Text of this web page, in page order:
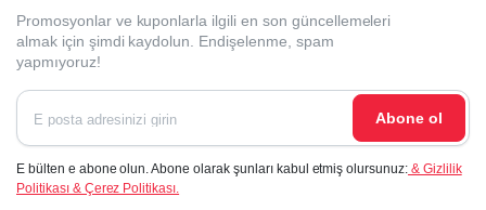
Promosyonlar ve kuponlarla ilgili en son güncellemeleri
almak için şimdi kaydolun. Endişelenme, spam
yapmıyoruz!
Abone ol
E bülten e abone olun. Abone olarak şunları kabul etmiş olursunuz: & Gizlilik
Politikası & Çerez Politikası.